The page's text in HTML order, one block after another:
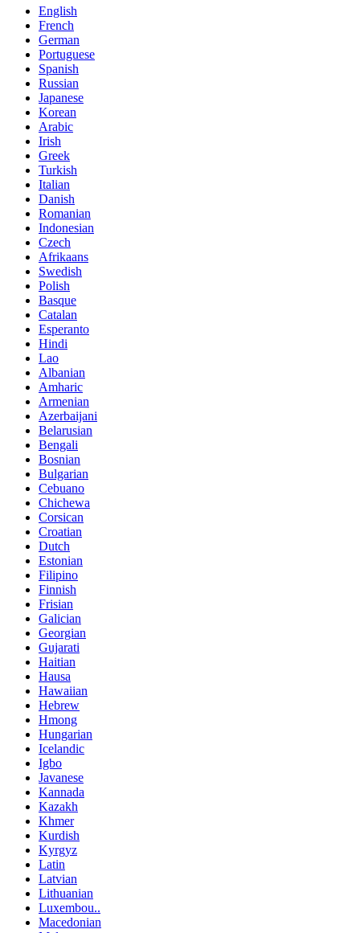
English
French
German
Portuguese
Spanish
Russian
Japanese
Korean
Arabic
Irish
Greek
Turkish
Italian
Danish
Romanian
Indonesian
Czech
Afrikaans
Swedish
Polish
Basque
Catalan
Esperanto
Hindi
Lao
Albanian
Amharic
Armenian
Azerbaijani
Belarusian
Bengali
Bosnian
Bulgarian
Cebuano
Chichewa
Corsican
Croatian
Dutch
Estonian
Filipino
Finnish
Frisian
Galician
Georgian
Gujarati
Haitian
Hausa
Hawaiian
Hebrew
Hmong
Hungarian
Icelandic
Igbo
Javanese
Kannada
Kazakh
Khmer
Kurdish
Kyrgyz
Latin
Latvian
Lithuanian
Luxembou..
Macedonian